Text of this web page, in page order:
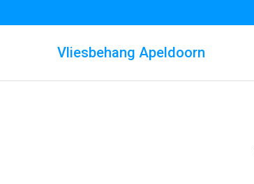
Vliesbehang Apeldoorn